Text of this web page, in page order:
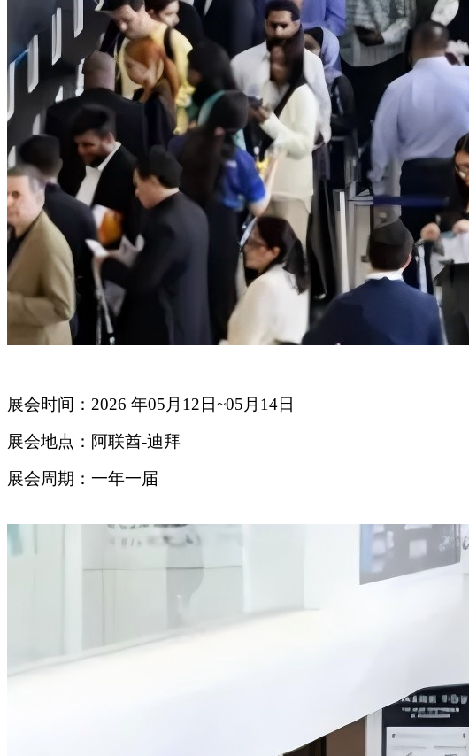
展会时间：2026 年05月12日~05月14日
展会地点：阿联酋-迪拜
展会周期：一年一届